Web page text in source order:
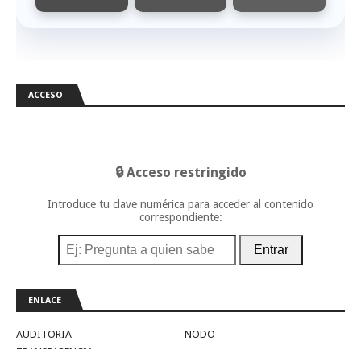
ACCESO
🔒 Acceso restringido
Introduce tu clave numérica para acceder al contenido
correspondiente:
Entrar
ENLACE
AUDITORIA
NODO